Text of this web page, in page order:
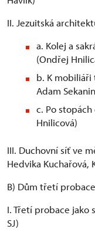
II. Jezuitská
a. Kolej a
(Ondřej
b. K mobiliáři
Adam
c. Po
Hnilicová)
III. Duchovní síť ve
Hedvika
B) Dům třetí
I. Třetí probace jako
SJ)